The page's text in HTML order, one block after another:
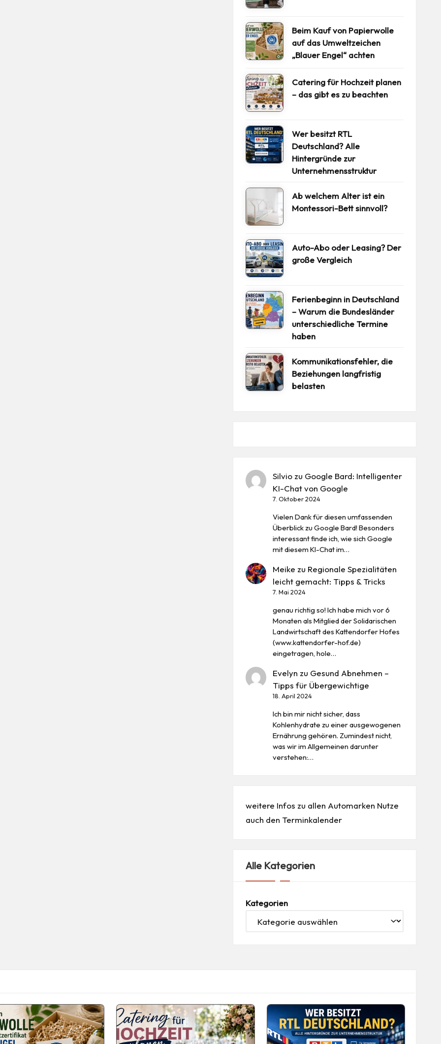
Beim Kauf von Papierwolle
auf das Umweltzeichen
„Blauer Engel“ achten
Catering für Hochzeit planen
– das gibt es zu beachten
Wer besitzt RTL
Deutschland? Alle
Hintergründe zur
Unternehmensstruktur
Ab welchem Alter ist ein
Montessori-Bett sinnvoll?
Auto-Abo oder Leasing? Der
große Vergleich
Ferienbeginn in Deutschland
– Warum die Bundesländer
unterschiedliche Termine
haben
Kommunikationsfehler, die
Beziehungen langfristig
belasten
Silvio zu Google Bard: Intelligenter
KI-Chat von Google
7. Oktober 2024
Vielen Dank für diesen umfassenden
Überblick zu Google Bard! Besonders
interessant finde ich, wie sich Google
mit diesem KI-Chat im…
Meike zu Regionale Spezialitäten
leicht gemacht: Tipps & Tricks
7. Mai 2024
genau richtig so! Ich habe mich vor 6
Monaten als Mitglied der Solidarischen
Landwirtschaft des Kattendorfer Hofes
(www.kattendorfer-hof.de)
eingetragen, hole…
Evelyn zu Gesund Abnehmen –
Tipps für Übergewichtige
18. April 2024
Ich bin mir nicht sicher, dass
Kohlenhydrate zu einer ausgewogenen
Ernährung gehören. Zumindest nicht,
was wir im Allgemeinen darunter
verstehen:…
weitere Infos zu allen Automarken Nutze
auch den Terminkalender
Alle Kategorien
Kategorien